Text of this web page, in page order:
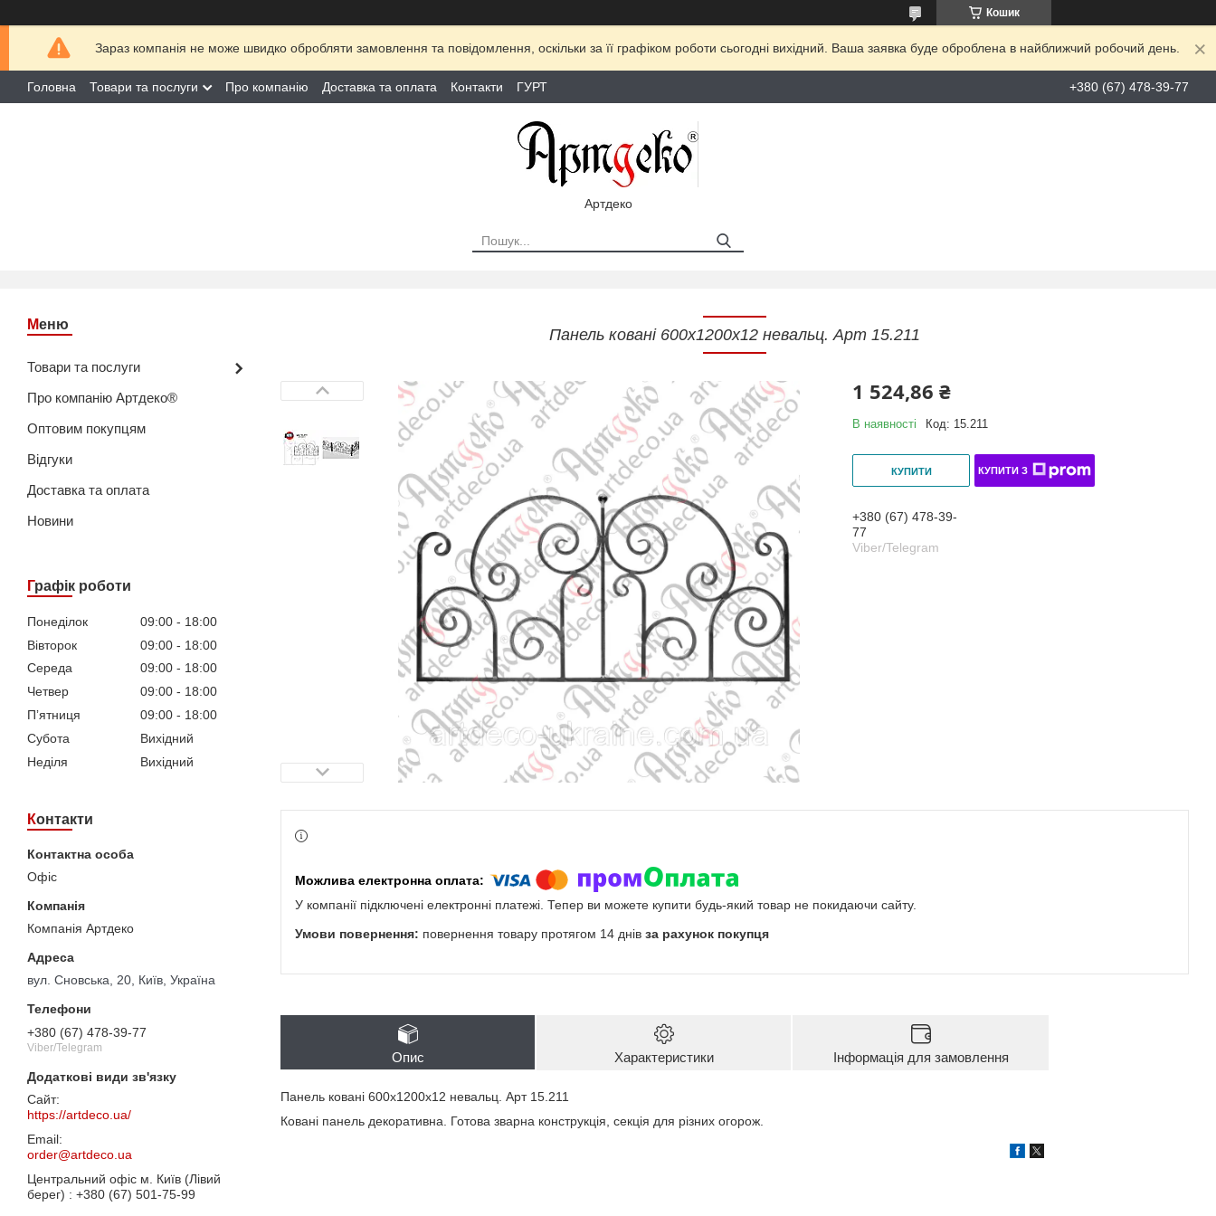
Кошик
Зараз компанія не може швидко обробляти замовлення та повідомлення, оскільки за її графіком роботи сьогодні вихідний. Ваша заявка буде оброблена в найближчий робочий день.
Головна Товари та послуги Про компанію Доставка та оплата Контакти ГУРТ +380 (67) 478-39-77
Артдеко
Товари та послуги
Про компанію Артдеко®
Оптовим покупцям
Відгуки
Доставка та оплата
Новини
Графік роботи
Понеділок 09:00
18:00
Вівторок
09:00
18:00
Середа
09:00
18:00
Четвер
09:00
18:00
Пʼятниця
09:00
18:00
Субота
Вихідний
Неділя
Вихідний
Контакти
Офіс
Компанія Артдеко
вул. Сновська, 20, Київ, Україна
+380 (67) 478-39-77
Viber/Telegram
https://artdeco.ua/
order@artdeco.ua
Центральний офіс м. Київ (Лівий
берег)
+380 (67) 501-75-99
Панель ковані 600х1200х12 невальц. Арт 15.211
1 524,86 ₴
В наявності Код: 15.211
КУПИТИ КУПИТИ З
+380 (67) 478-39-
77
Viber/Telegram
У компанії підключені електронні платежі. Тепер ви можете купити будь-який товар не покидаючи сайту.
повернення товару протягом 14 днів за рахунок покупця
Опис Характеристики Інформація для замовлення
Панель ковані 600х1200х12 невальц. Арт 15.211
Ковані панель декоративна. Готова зварна конструкція, секція для різних огорож.